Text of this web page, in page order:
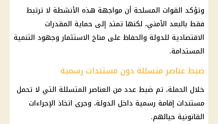
وتؤكد القوات المسلحة أن مواجهة هذه الأنشطة لا ترتبط
فقط بالبعد الأمني، لكنها تمتد إلى حماية المقدرات
الاقتصادية للدولة والحفاظ على مناخ الاستثمار وجهود التنمية
المستدامة.
ضبط عناصر متسللة دون مستندات رسمية
خلال الحملة، تم ضبط عدد من العناصر المتسللة التي لا تحمل
مستندات إقامة رسمية داخل الدولة، وجرى اتخاذ الإجراءات
القانونية حيالهم.